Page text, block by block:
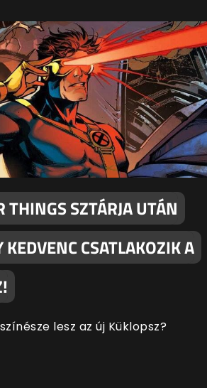
THINGS SZTÁRJA UTÁN
KEDVENC CSATLAKOZIK A
lesz az új Küklopsz?